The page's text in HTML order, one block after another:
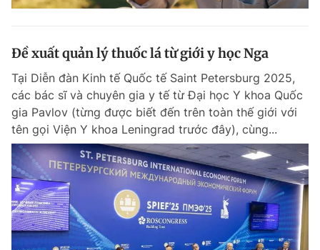
Đề xuất quản lý thuốc lá từ giới y học Nga
Tại Diễn đàn Kinh tế Quốc tế Saint Petersburg 2025,
các bác sĩ và chuyên gia y tế từ Đại học Y khoa Quốc
gia Pavlov (từng được biết đến trên toàn thế giới với
tên gọi Viện Y khoa Leningrad trước đây), cùng...